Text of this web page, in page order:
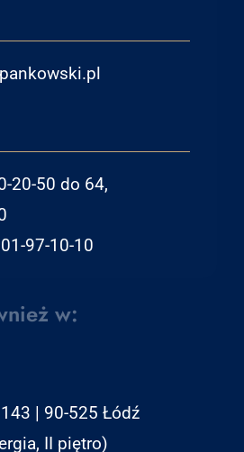
20-50 do 64,
97-10-10
w:
| 90-525 Łódź
II piętro)